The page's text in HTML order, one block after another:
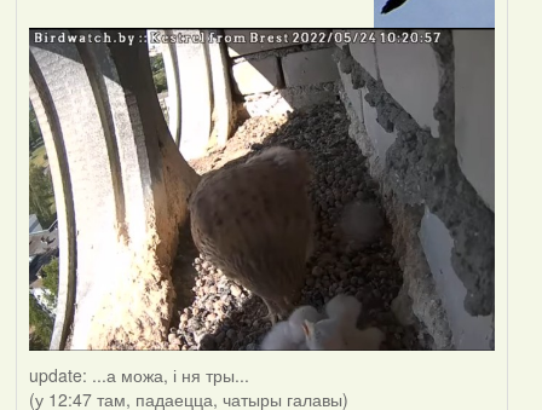
update: ...а можа, і ня тры...
(у 12:47 там, падаецца, чатыры галавы)